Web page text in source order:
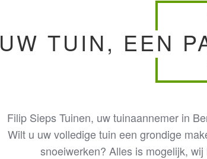
UW TUIN, EEN
Filip Sieps Tuinen, uw tuinaannemer in
Wilt u uw volledige tuin een grondige
snoeiwerken? Alles is mogelijk,